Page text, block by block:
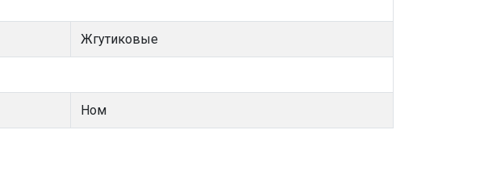
Жгутиковые
Ном